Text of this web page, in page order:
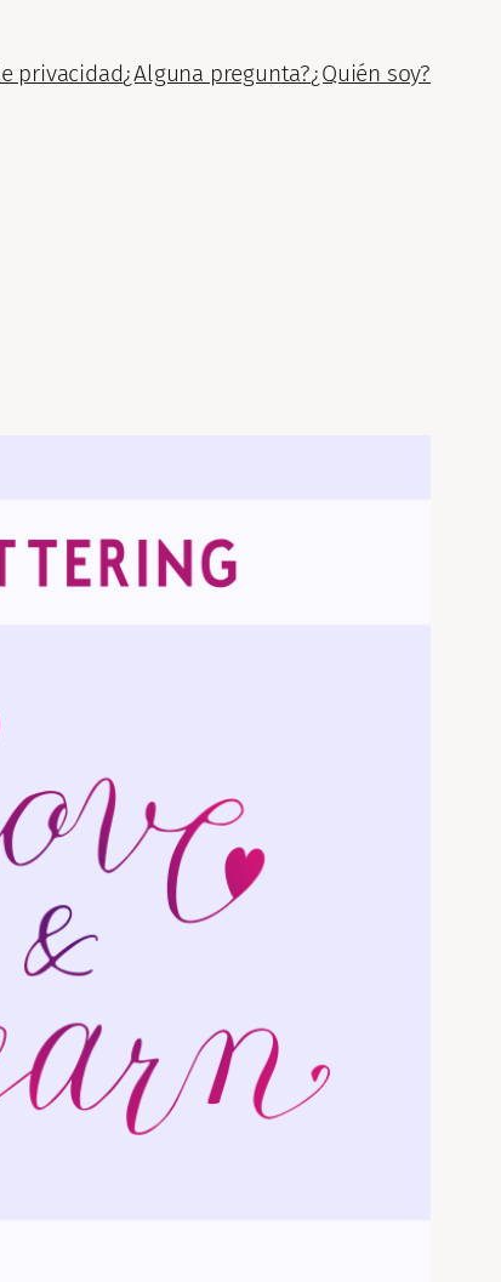
privacidad¿Alguna pregunta?¿Quién soy?